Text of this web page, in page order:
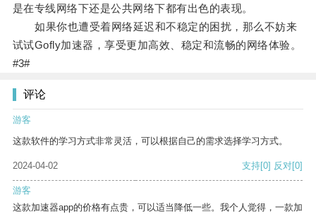
是在专线网络下还是公共网络下都有出色的表现。
如果你也遭受着网络延迟和不稳定的困扰，那么不妨来
试试Gofly加速器，享受更加高效、稳定和流畅的网络体验。
#3#
评论
游客
这款软件的学习方式非常灵活，可以根据自己的需求选择学习方式。
2024-04-02 支持[0] 反对[0]
游客
这款加速器app的价格有点贵，可以适当降低一些。我个人觉得，一款加